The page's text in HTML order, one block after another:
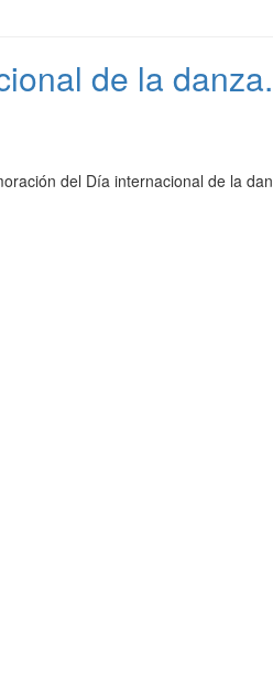
de la danza.
del Día internacional de la